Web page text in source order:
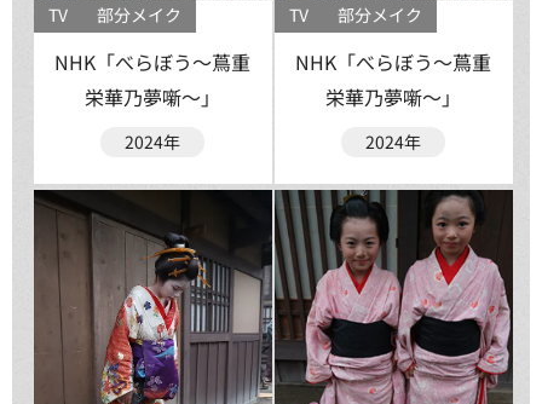
TV 部分メイク
NHK「べらぼう〜蔦重
栄華乃夢噺〜」
2024年
TV 部分メイク
NHK「べらぼう〜蔦重
栄華乃夢噺〜」
2024年